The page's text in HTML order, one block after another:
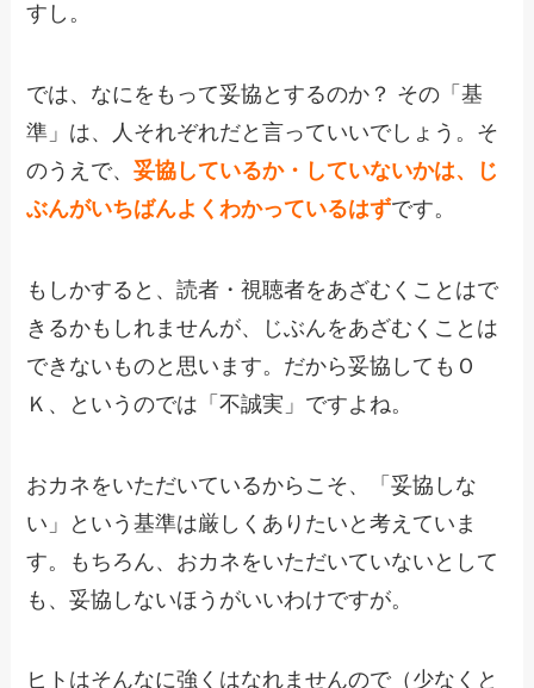
すし。
では、なにをもって妥協とするのか？ その「基
準」は、人それぞれだと言っていいでしょう。そ
のうえで、妥協しているか・していないかは、じ
ぶんがいちばんよくわかっているはずです。
もしかすると、読者・視聴者をあざむくことはで
きるかもしれませんが、じぶんをあざむくことは
できないものと思います。だから妥協してもＯ
Ｋ、というのでは「不誠実」ですよね。
おカネをいただいているからこそ、「妥協しな
い」という基準は厳しくありたいと考えていま
す。もちろん、おカネをいただいていないとして
も、妥協しないほうがいいわけですが。
ヒトはそんなに強くはなれませんので（少なくと